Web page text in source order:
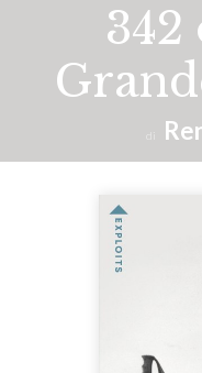
342